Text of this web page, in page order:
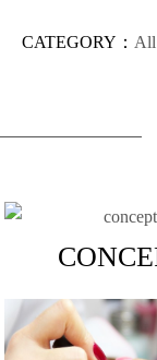
CATEGORY： All